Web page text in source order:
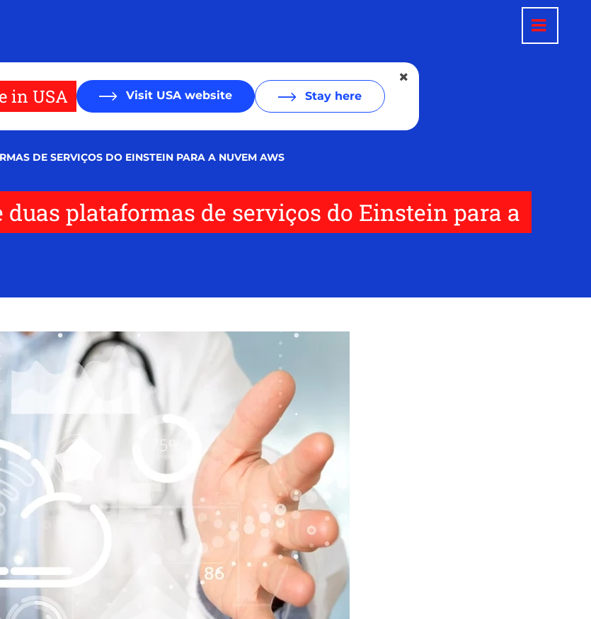
in USA Visit USA website Stay here
DE SERVIÇOS DO EINSTEIN PARA A NUVEM AWS
plataformas de serviços do Einstein para a